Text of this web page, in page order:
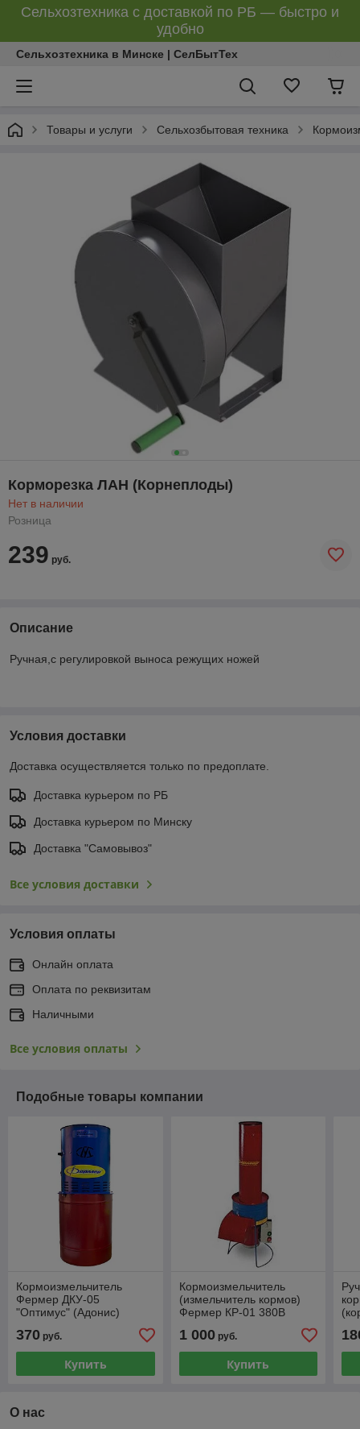
Сельхозтехника с доставкой по РБ — быстро и
удобно
Сельхозтехника в Минске | СелБытТех
Товары и услуги Сельхозбытовая техника
Корморезка ЛАН (Корнеплоды)
Нет в наличии
Розница
239 руб.
Описание
Ручная,с регулировкой выноса режущих ножей
Условия доставки
Доставка осуществляется только по предоплате.
Доставка курьером по РБ
Доставка курьером по Минску
Доставка "Самовывоз"
Все условия доставки
Условия оплаты
Онлайн оплата
Оплата по реквизитам
Наличными
Все условия оплаты
Подобные товары компании
Кормоизмельчитель
Фермер ДКУ-05
"Оптимус" (Адонис)
(Зерно+корнеплоды+сено-
трава).
370 руб.
Купить
Кормоизмельчитель
(измельчитель кормов)
Фермер КР-01 380В
1 000руб.
Купить
О нас